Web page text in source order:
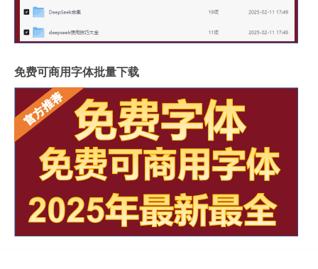
免费可商用字体批量下载